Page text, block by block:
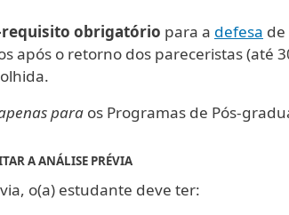
obrigatório para a defesa de
após o retorno dos pareceristas (até
para os Programas de Pós-
A ANÁLISE PRÉVIA
o(a) estudante deve ter: